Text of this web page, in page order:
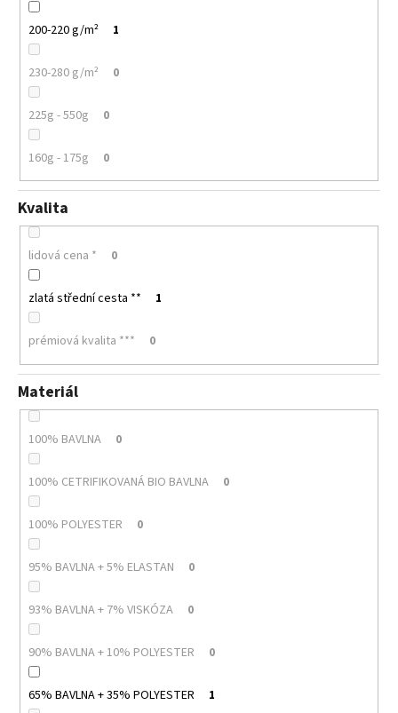
200-220 g/m² 1
230-280 g/m² 0
225g - 550g 0
160g - 175g 0
Kvalita
lidová cena * 0
zlatá střední cesta ** 1
prémiová kvalita *** 0
Materiál
100% BAVLNA 0
100% CETRIFIKOVANÁ BIO BAVLNA 0
100% POLYESTER 0
95% BAVLNA + 5% ELASTAN 0
93% BAVLNA + 7% VISKÓZA 0
90% BAVLNA + 10% POLYESTER 0
65% BAVLNA + 35% POLYESTER 1